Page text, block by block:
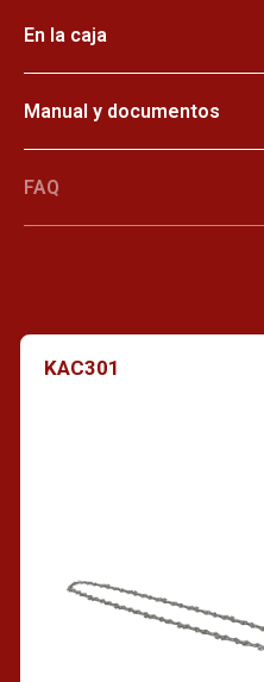
En la caja
Manual y documentos
FAQ
KAC301